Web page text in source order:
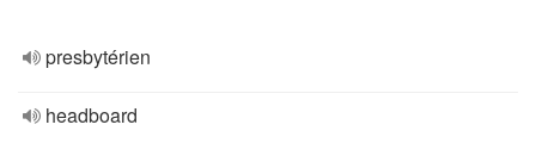
presbytérien
headboard